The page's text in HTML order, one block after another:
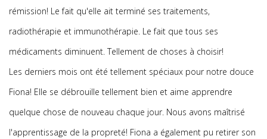
rémission! Le fait qu'elle ait terminé ses traitements,
radiothérapie et immunothérapie. Le fait que tous ses
médicaments diminuent. Tellement de choses à choisir!
Les derniers mois ont été tellement spéciaux pour notre douce
Fiona! Elle se débrouille tellement bien et aime apprendre
quelque chose de nouveau chaque jour. Nous avons maîtrisé
l'apprentissage de la propreté! Fiona a également pu retirer son